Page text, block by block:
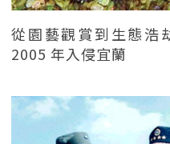
從園藝觀賞到生態浩
2005 年入侵宜蘭